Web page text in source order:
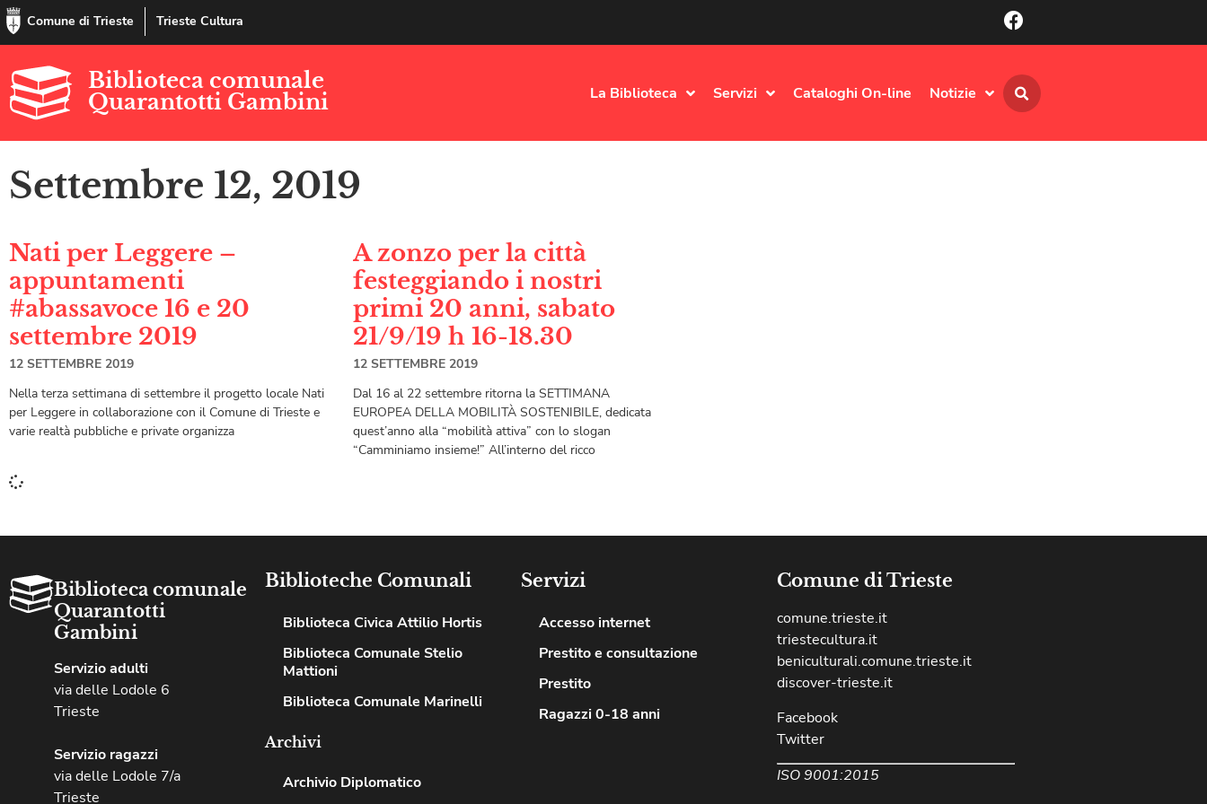
Comune di Trieste Trieste Cultura
Biblioteca comunale
Quarantotti Gambini
La Biblioteca Servizi Cataloghi On-line Notizie
Settembre 12, 2019
Nati per Leggere –
appuntamenti
#abassavoce 16 e 20
settembre 2019
12 SETTEMBRE 2019
Nella terza settimana di settembre il progetto locale Nati
per Leggere in collaborazione con il Comune di Trieste e
varie realtà pubbliche e private organizza
A zonzo per la città
festeggiando i nostri
primi 20 anni, sabato
21/9/19 h 16-18.30
12 SETTEMBRE 2019
Dal 16 al 22 settembre ritorna la SETTIMANA
EUROPEA DELLA MOBILITÀ SOSTENIBILE, dedicata
quest’anno alla “mobilità attiva” con lo slogan
“Camminiamo insieme!” All’interno del ricco
Biblioteca comunale
Quarantotti
Gambini
Servizio adulti
via delle Lodole 6
Trieste
Servizio ragazzi
via delle Lodole 7/a
Trieste
Biblioteche Comunali
Biblioteca Civica Attilio Hortis
Biblioteca Comunale Stelio
Mattioni
Biblioteca Comunale Marinelli
Archivi
Archivio Diplomatico
Servizi
Accesso internet
Prestito e consultazione
Prestito
Ragazzi 0-18 anni
Comune di Trieste
comune.trieste.it
triestecultura.it
beniculturali.comune.trieste.it
discover-trieste.it
Facebook
Twitter
ISO 9001:2015